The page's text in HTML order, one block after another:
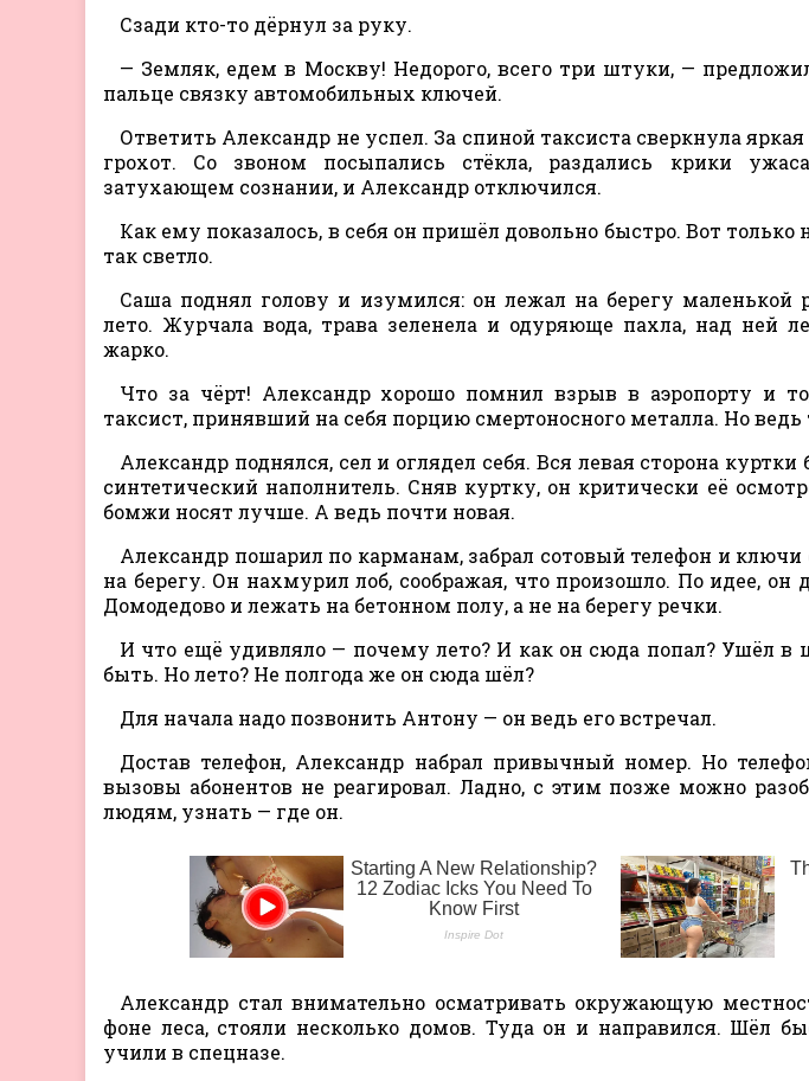
Сзади кто-то дёрнул за руку.
— Земляк, едем в Москву! Недорого, всего три штуки, —
пальце связку автомобильных ключей.
Ответить Александр не успел. За спиной таксиста сверкнула
грохот. Со звоном посыпались стёкла, раздались крики
затухающем сознании, и Александр отключился.
Как ему показалось, в себя он пришёл довольно быстро. Вот
так светло.
Саша поднял голову и изумился: он лежал на берегу маленькой
лето. Журчала вода, трава зеленела и одуряюще пахла, над ней
жарко.
Что за чёрт! Александр хорошо помнил взрыв в аэропорту и
таксист, принявший на себя порцию смертоносного металла. Но ведь
Александр поднялся, сел и оглядел себя. Вся левая сторона
синтетический наполнитель. Сняв куртку, он критически её
бомжи носят лучше. А ведь почти новая.
Александр пошарил по карманам, забрал сотовый телефон и
на берегу. Он нахмурил лоб, соображая, что произошло. По идее, он
Домодедово и лежать на бетонном полу, а не на берегу речки.
И что ещё удивляло — почему лето? И как он сюда попал? Ушёл в
быть. Но лето? Не полгода же он сюда шёл?
Для начала надо позвонить Антону — он ведь его встречал.
Достав телефон, Александр набрал привычный номер. Но
вызовы абонентов не реагировал. Ладно, с этим позже можно
людям, узнать — где он.
Александр стал внимательно осматривать окружающую
фоне леса, стояли несколько домов. Туда он и направился. Шёл
учили в спецназе.